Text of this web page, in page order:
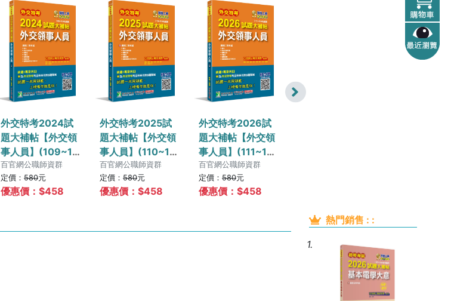
外交特考2024試
題大補帖【外交領
事人員】(109~11
2年試題)[適用三
等/含國文+綜合法
政知識+外國文+國
百官網公職師資群
定價： 580元
優惠價：$458
外交特考2025試
題大補帖【外交領
事人員】(110~11
3年試題)[適用三
等/含國文+綜合法
政知識+外國文+國
百官網公職師資群
定價： 580元
優惠價：$458
外交特考2026試
題大補帖【外交領
事人員】(111~114
年試題)[適用三等/
含國文+綜合法政
知識+國際公法+外
百官網公職師資群
定價： 580元
優惠價：$458
熱門銷售 : :
1.